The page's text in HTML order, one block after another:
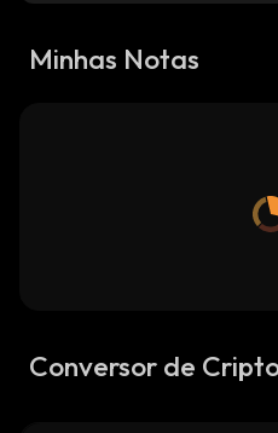
Minhas Notas
Conversor de